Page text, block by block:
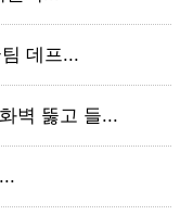
데프...
벽 뚫고 들...